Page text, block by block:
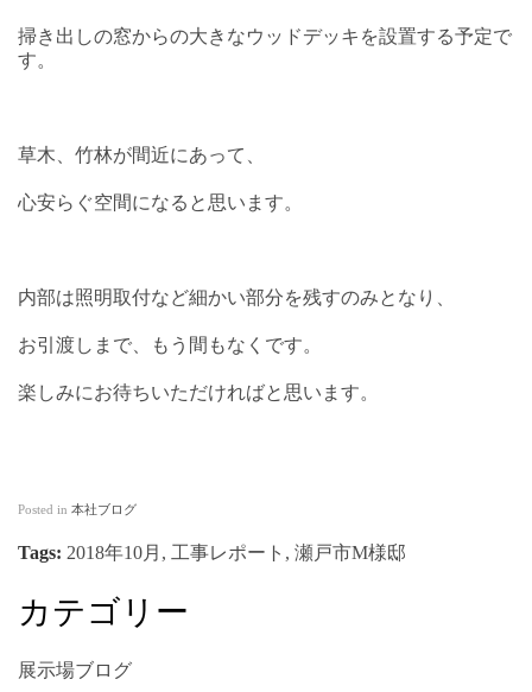
掃き出しの窓からの大きなウッドデッキを設置する予定で
す。
草木、竹林が間近にあって、
心安らぐ空間になると思います。
内部は照明取付など細かい部分を残すのみとなり、
お引渡しまで、もう間もなくです。
楽しみにお待ちいただければと思います。
Posted in 本社ブログ
Tags: 2018年10月 , 工事レポート , 瀬戸市M様邸
カテゴリー
展示場ブログ